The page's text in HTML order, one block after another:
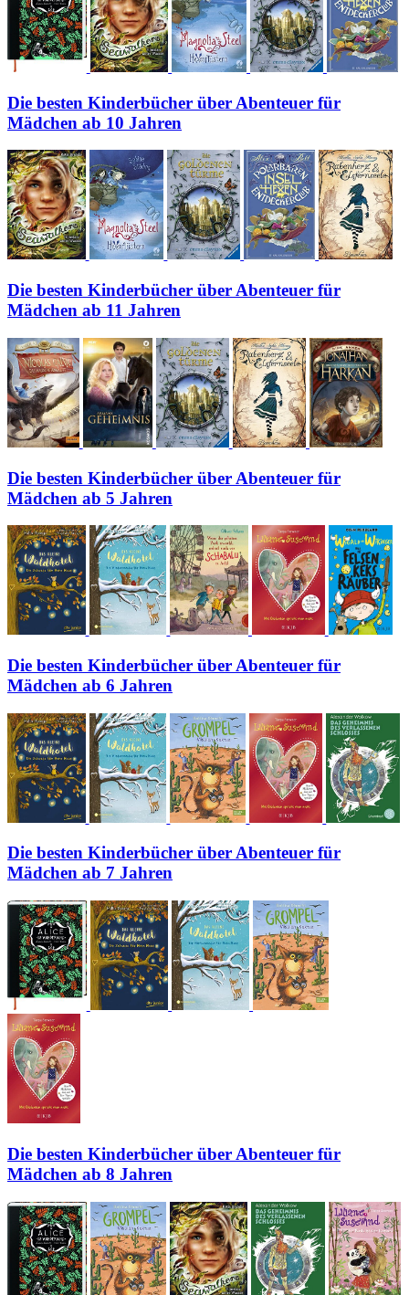
Die besten Kinderbücher über Abenteuer für
Mädchen ab 10 Jahren
Die besten Kinderbücher über Abenteuer für
Mädchen ab 11 Jahren
Die besten Kinderbücher über Abenteuer für
Mädchen ab 5 Jahren
Die besten Kinderbücher über Abenteuer für
Mädchen ab 6 Jahren
Die besten Kinderbücher über Abenteuer für
Mädchen ab 7 Jahren
Die besten Kinderbücher über Abenteuer für
Mädchen ab 8 Jahren